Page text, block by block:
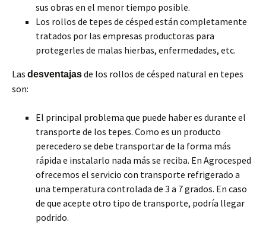
sus obras en el menor tiempo posible.
Los rollos de tepes de césped están completamente
tratados por las empresas productoras para
protegerles de malas hierbas, enfermedades, etc.
Las desventajasde los rollos de césped natural en tepes
son:
El principal problema que puede haber es durante el
transporte de los tepes. Como es un producto
perecedero se debe transportar de la forma más
rápida e instalarlo nada más se reciba. En Agrocesped
ofrecemos el servicio con transporte refrigerado a
una temperatura controlada de 3 a 7 grados. En caso
de que acepte otro tipo de transporte, podría llegar
podrido.